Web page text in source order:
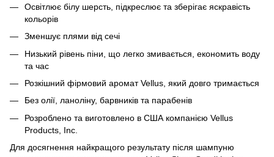
Освітлює білу шерсть, підкреслює та зберігає яскравість
кольорів
Зменшує плями від сечі
Низький рівень піни, що легко змивається, економить воду
та час
Розкішний фірмовий аромат Vellus, який довго тримається
Без олії, ланоліну, барвників та парабенів
Розроблено та виготовлено в США компанією Vellus
Products, Inc.
Для досягнення найкращого результату після шампуню